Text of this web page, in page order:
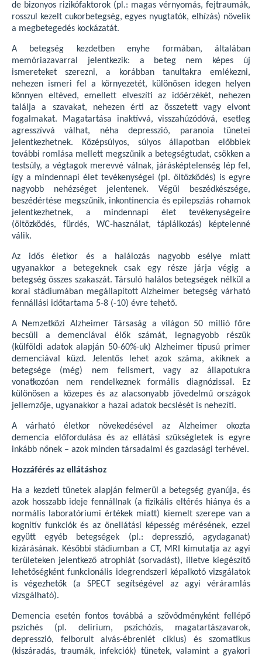
de bizonyos rizikófaktorok (pl.: magas vérnyomás, fejtraumák,
rosszul kezelt cukorbetegség, egyes nyugtatók, elhízás) növelik
a megbetegedés kockázatát.
A betegség kezdetben enyhe formában, általában
memóriazavarral jelentkezik: a beteg nem képes új
ismereteket szerezni, a korábban tanultakra emlékezni,
nehezen ismeri fel a környezetét, különösen idegen helyen
könnyen eltéved, emellett elveszíti az időérzékét, nehezen
találja a szavakat, nehezen érti az összetett vagy elvont
fogalmakat. Magatartása inaktívvá, visszahúzódóvá, esetleg
agresszívvá válhat, néha depresszió, paranoia tünetei
jelentkezhetnek. Középsúlyos, súlyos állapotban előbbiek
további romlása mellett megszűnik a betegségtudat, csökken a
testsúly, a végtagok merevvé válnak, járásképtelenség lép fel,
így a mindennapi élet tevékenységei (pl. öltözködés) is egyre
nagyobb nehézséget jelentenek. Végül beszédkészsége,
beszédértése megszűnik, inkontinencia és epilepsziás rohamok
jelentkezhetnek, a mindennapi élet tevékenységeire
(öltözködés, fürdés, WC-használat, táplálkozás) képtelenné
válik.
Az idős életkor és a halálozás nagyobb esélye miatt
ugyanakkor a betegeknek csak egy része járja végig a
betegség összes szakaszát. Társuló halálos betegségek nélkül a
korai stádiumában megállapított Alzheimer betegség várható
fennállási időtartama 5-8 (-10) évre tehető.
A Nemzetközi Alzheimer Társaság a világon 50 millió főre
becsüli a demenciával élők számát, legnagyobb részük
(külföldi adatok alapján 50-60%-uk) Alzheimer típusú primer
demenciával küzd. Jelentős lehet azok száma, akiknek a
betegsége (még) nem felismert, vagy az állapotukra
vonatkozóan nem rendelkeznek formális diagnózissal. Ez
különösen a közepes és az alacsonyabb jövedelmű országok
jellemzője, ugyanakkor a hazai adatok becslését is nehezíti.
A várható életkor növekedésével az Alzheimer okozta
demencia előfordulása és az ellátási szükségletek is egyre
inkább nőnek – azok minden társadalmi és gazdasági terhével.
Hozzáférés az ellátáshoz
Ha a kezdeti tünetek alapján felmerül a betegség gyanúja, és
azok hosszabb ideje fennállnak (a fizikális eltérés hiánya és a
normális laboratóriumi értékek miatt) kiemelt szerepe van a
kognitív funkciók és az önellátási képesség mérésének, ezzel
együtt egyéb betegségek (pl.: depresszió, agydaganat)
kizárásának. Későbbi stádiumban a CT, MRI kimutatja az agyi
területeken jelentkező atrophiát (sorvadást), illetve kiegészítő
lehetőségként funkcionális idegrendszeri képalkotó vizsgálatok
is végezhetők (a SPECT segítségével az agyi véráramlás
vizsgálható).
Demencia esetén fontos továbbá a szövődményként fellépő
pszichés (pl. delirium, pszichózis, magatartászavarok,
depresszió, felborult alvás-ébrenlét ciklus) és szomatikus
(kiszáradás, traumák, infekciók) tünetek, valamint a gyakori